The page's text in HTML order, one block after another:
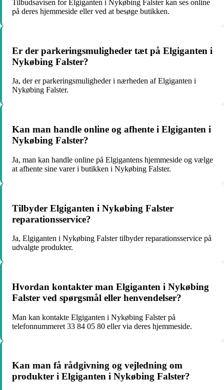
Tilbudsavisen for Elgiganten i Nykøbing Falster kan ses online
på deres hjemmeside eller ved at besøge butikken.
Er der parkeringsmuligheder tæt på Elgiganten i
Nykøbing Falster?
Ja, der er parkeringsmuligheder i nærheden af Elgiganten i
Nykøbing Falster.
Kan man handle online og afhente i Elgiganten i
Nykøbing Falster?
Ja, man kan handle online på Elgigantens hjemmeside og vælge
at afhente sine varer i butikken i Nykøbing Falster.
Tilbyder Elgiganten i Nykøbing Falster
reparationsservice?
Ja, Elgiganten i Nykøbing Falster tilbyder reparationsservice på
udvalgte produkter.
Hvordan kontakter man Elgiganten i Nykøbing
Falster ved spørgsmål eller henvendelser?
Man kan kontakte Elgiganten i Nykøbing Falster på
telefonnummeret 33 84 05 80 eller via deres hjemmeside.
Kan man få rådgivning og vejledning om
produkter i Elgiganten i Nykøbing Falster?